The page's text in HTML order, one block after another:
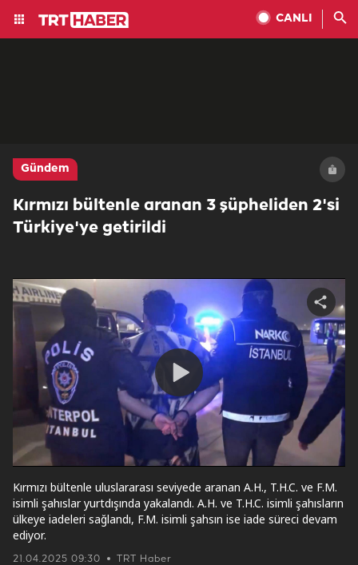
CANLI
Gündem
Kırmızı bültenle aranan 3 şüpheliden 2'si
Türkiye'ye getirildi
Play
Video
Share
video
21.04.2025 09:30 TRT Haber
Kırmızı bültenle uluslararası seviyede aranan A.H., T.H.C. ve F.M.
isimli şahıslar yurtdışında yakalandı. A.H. ve T.H.C. isimli şahısların
ülkeye iadeleri sağlandı, F.M. isimli şahsın ise iade süreci devam
ediyor.